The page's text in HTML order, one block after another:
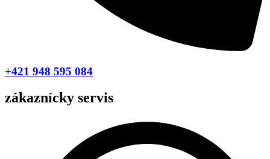
+421 948 595 084
zákaznícky servis